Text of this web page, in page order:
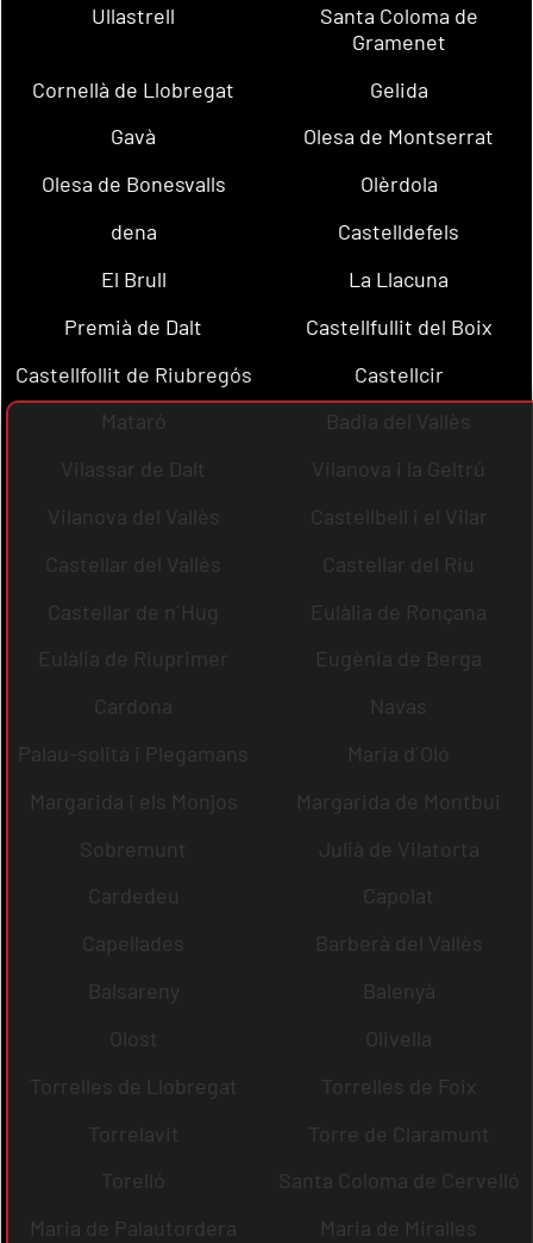
Ullastrell
Santa Coloma de
Gramenet
Cornellà de Llobregat
Gelida
Gavà
Olesa de Montserrat
Olesa de Bonesvalls
Olèrdola
dena
Castelldefels
El Brull
La Llacuna
Premià de Dalt
Castellfullit del Boix
Castellfollit de Riubregós
Castellcir
Mataró
Badia del Vallès
Vilassar de Dalt
Vilanova i la Geltrú
Vilanova del Vallès
Castellbell i el Vilar
Castellar del Vallès
Castellar del Riu
Castellar de n´Hug
Eulàlia de Ronçana
Eulàlia de Riuprimer
Eugènia de Berga
Cardona
Navas
Palau-solità i Plegamans
Maria d´Oló
Margarida i els Monjos
Margarida de Montbui
Sobremunt
Julià de Vilatorta
Cardedeu
Capolat
Capellades
Barberà del Vallès
Balsareny
Balenyà
Olost
Olivella
Torrelles de Llobregat
Torrelles de Foix
Torrelavit
Torre de Claramunt
Torelló
Santa Coloma de Cervelló
Maria de Palautordera
Maria de Miralles